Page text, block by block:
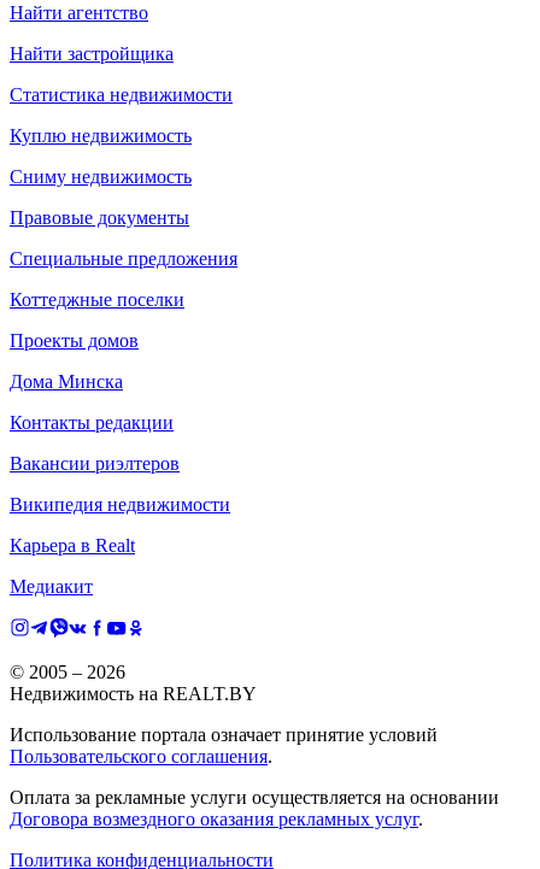
Найти агентство
Найти застройщика
Статистика недвижимости
Куплю недвижимость
Сниму недвижимость
Правовые документы
Специальные предложения
Коттеджные поселки
Проекты домов
Дома Минска
Контакты редакции
Вакансии риэлтеров
Википедия недвижимости
Карьера в Realt
Медиакит
© 2005 – 2026
Недвижимость на REALT.BY
Использование портала означает принятие условий
Пользовательского соглашения.
Оплата за рекламные услуги осуществляется на основании
Договора возмездного оказания рекламных услуг.
Политика конфиденциальности